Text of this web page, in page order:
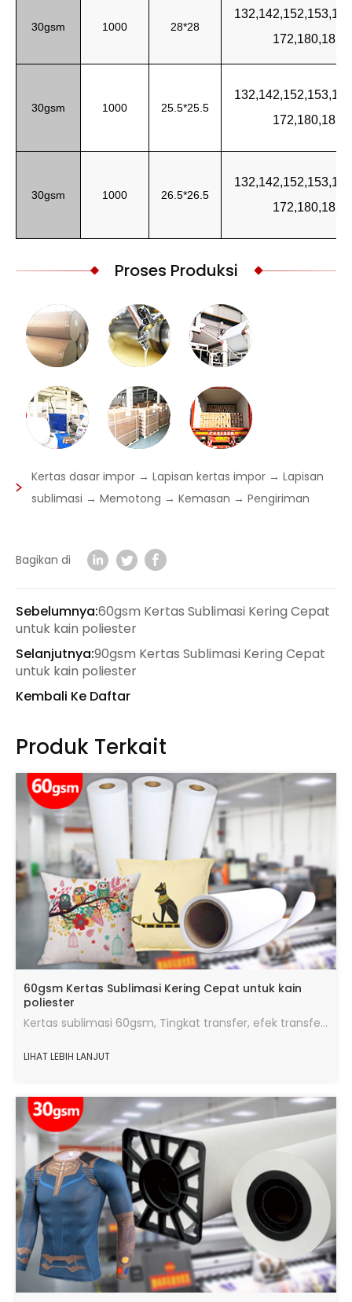
30gsm 1000 28*28
132,142,152,153,
30gsm 1000 25.5*25.5
30gsm 1000 26.5*26.5
Proses Produksi
Kertas dasar impor → Lapisan kertas impor → Lapisan
sublimasi → Memotong → Kemasan → Pengiriman
Bagikan di
Sebelumnya:60gsm Kertas Sublimasi Kering Cepat
untuk kain poliester
Selanjutnya:90gsm Kertas Sublimasi Kering Cepat
untuk kain poliester
Kembali Ke Daftar
Produk Terkait
60gsm Kertas Sublimasi Kering Cepat untuk kain
poliester
Kertas sublimasi 60gsm, Tingkat transfer, efek transfer panas yang baik, jumlah tinta maksimum, kecepatan pengeringan cepat, berjalan dalam kondisi yang baik.
LIHAT LEBIH LANJUT